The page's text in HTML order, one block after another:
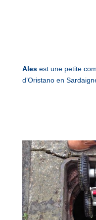
Alesest une petite
d’Oristano en